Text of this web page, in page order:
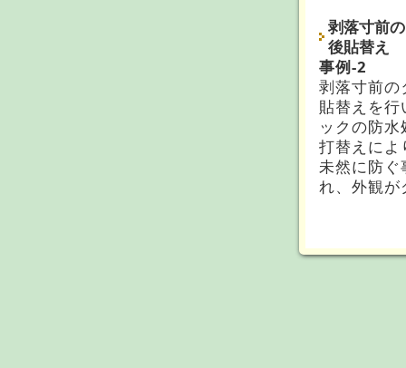
剥落寸前
後貼替え
事例-2
剥落寸前の
貼替えを
ックの防
打替えによ
未然に防ぐ
れ、外観が